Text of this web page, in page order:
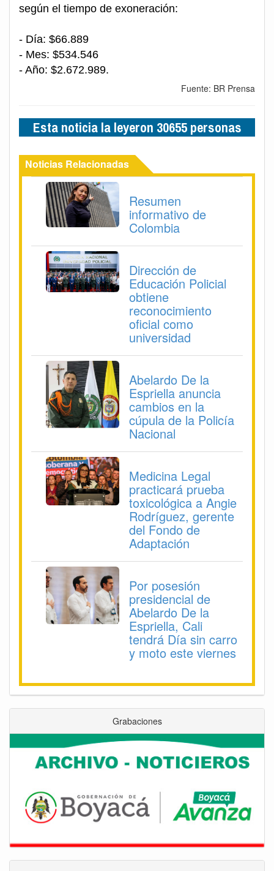
según el tiempo de exoneración:
- Día: $66.889
- Mes: $534.546
- Año: $2.672.989.
Fuente: BR Prensa
Esta noticia la leyeron 30655 personas
Noticias Relacionadas
Resumen
informativo de
Colombia
Dirección de
Educación Policial
obtiene
reconocimiento
oficial como
universidad
Abelardo De la
Espriella anuncia
cambios en la
cúpula de la Policía
Nacional
Medicina Legal
practicará prueba
toxicológica a Angie
Rodríguez, gerente
del Fondo de
Adaptación
Por posesión
presidencial de
Abelardo De la
Espriella, Cali
tendrá Día sin carro
y moto este viernes
Grabaciones